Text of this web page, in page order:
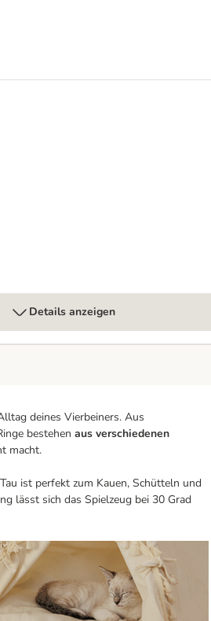
Details anzeigen
deines Vierbeiners. Aus
bestehen aus verschiedenen
macht.
ist perfekt zum Kauen, Schütteln und
lässt sich das Spielzeug bei 30 Grad